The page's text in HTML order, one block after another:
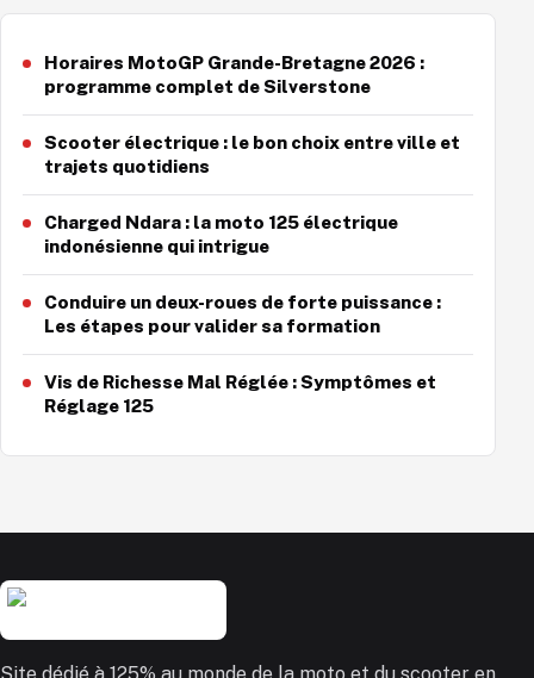
Horaires MotoGP Grande-Bretagne 2026 :
programme complet de Silverstone
Scooter électrique : le bon choix entre ville et
trajets quotidiens
Charged Ndara : la moto 125 électrique
indonésienne qui intrigue
Conduire un deux-roues de forte puissance :
Les étapes pour valider sa formation
Vis de Richesse Mal Réglée : Symptômes et
Réglage 125